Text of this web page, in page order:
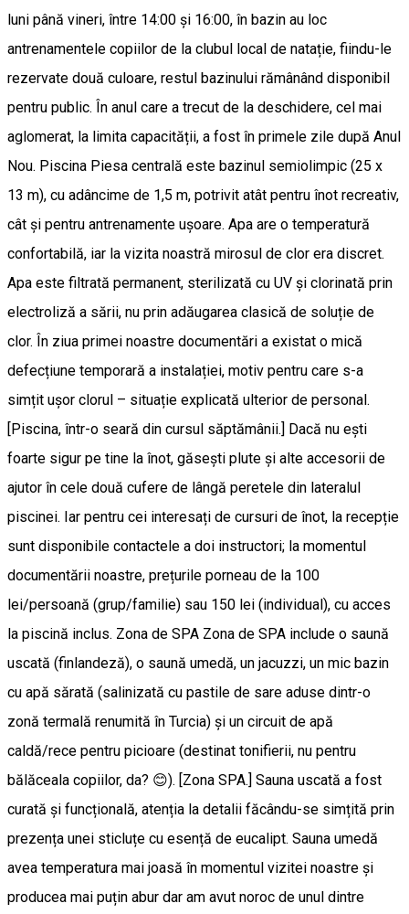
luni până vineri, între 14:00 și 16:00, în bazin au loc
antrenamentele copiilor de la clubul local de natație, fiindu-le
rezervate două culoare, restul bazinului rămânând disponibil
pentru public. În anul care a trecut de la deschidere, cel mai
aglomerat, la limita capacității, a fost în primele zile după Anul
Nou. Piscina Piesa centrală este bazinul semiolimpic (25 x
13 m), cu adâncime de 1,5 m, potrivit atât pentru înot recreativ,
cât și pentru antrenamente ușoare. Apa are o temperatură
confortabilă, iar la vizita noastră mirosul de clor era discret.
Apa este filtrată permanent, sterilizată cu UV și clorinată prin
electroliză a sării, nu prin adăugarea clasică de soluție de
clor. În ziua primei noastre documentări a existat o mică
defecțiune temporară a instalației, motiv pentru care s-a
simțit ușor clorul – situație explicată ulterior de personal.
[Piscina, într-o seară din cursul săptămânii.] Dacă nu ești
foarte sigur pe tine la înot, găsești plute și alte accesorii de
ajutor în cele două cufere de lângă peretele din lateralul
piscinei. Iar pentru cei interesați de cursuri de înot, la recepție
sunt disponibile contactele a doi instructori; la momentul
documentării noastre, prețurile porneau de la 100
lei/persoană (grup/familie) sau 150 lei (individual), cu acces
la piscină inclus. Zona de SPA Zona de SPA include o saună
uscată (finlandeză), o saună umedă, un jacuzzi, un mic bazin
cu apă sărată (salinizată cu pastile de sare aduse dintr-o
zonă termală renumită în Turcia) și un circuit de apă
caldă/rece pentru picioare (destinat tonifierii, nu pentru
bălăceala copiilor, da? 😊). [Zona SPA.] Sauna uscată a fost
curată și funcțională, atenția la detalii făcându-se simțită prin
prezența unei sticluțe cu esență de eucalipt. Sauna umedă
avea temperatura mai joasă în momentul vizitei noastre și
producea mai puțin abur dar am avut noroc de unul dintre